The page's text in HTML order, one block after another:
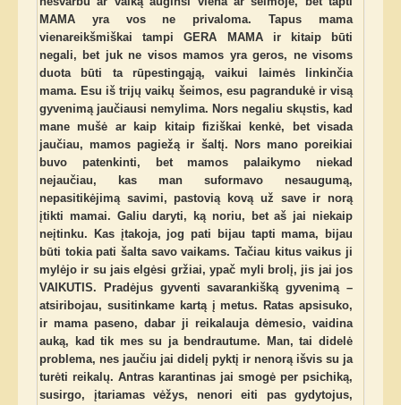
MAMA yra vos ne privaloma. Tapus mama
vienareikšmiškai tampi GERA MAMA ir kitaip būti
negali, bet juk ne visos mamos yra geros, ne visoms
duota būti ta rūpestingąją, vaikui laimės linkinčia
mama. Esu iš trijų vaikų šeimos, esu pagrandukė ir visą
gyvenimą jaučiausi nemylima. Nors negaliu skųstis, kad
mane mušė ar kaip kitaip fiziškai kenkė, bet visada
jaučiau, mamos pagiežą ir šaltį. Nors mano poreikiai
buvo patenkinti, bet mamos palaikymo niekad
nejaučiau, kas man suformavo nesaugumą,
nepasitikėjimą savimi, pastovią kovą už save ir norą
įtikti mamai. Galiu daryti, ką noriu, bet aš jai niekaip
neįtinku. Kas įtakoja, jog pati bijau tapti mama, bijau
būti tokia pati šalta savo vaikams. Tačiau kitus vaikus ji
mylėjo ir su jais elgėsi gržiai, ypač myli brolį, jis jai jos
VAIKUTIS. Pradėjus gyventi savarankišką gyvenimą –
atsiribojau, susitinkame kartą į metus. Ratas apsisuko,
ir mama paseno, dabar ji reikalauja dėmesio, vaidina
auką, kad tik mes su ja bendrautume. Man, tai didelė
problema, nes jaučiu jai didelį pyktį ir nenorą išvis su ja
turėti reikalų. Antras karantinas jai smogė per psichiką,
susirgo, įtariamas vėžys, nenori eiti pas gydytojus,